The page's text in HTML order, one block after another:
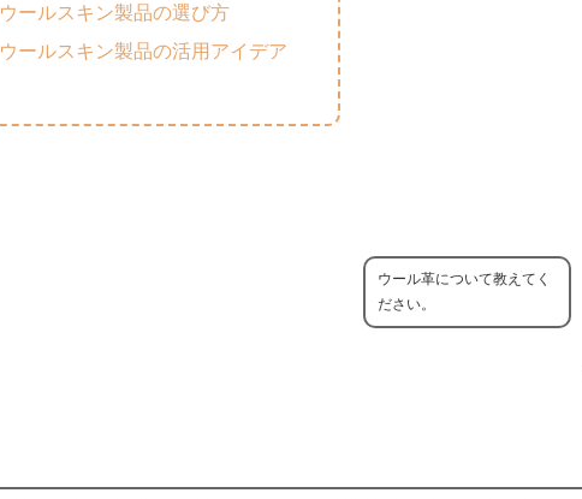
ウールスキン製品の選び方
ウールスキン製品の活用アイデア
ウール革について教えてく
ださい。